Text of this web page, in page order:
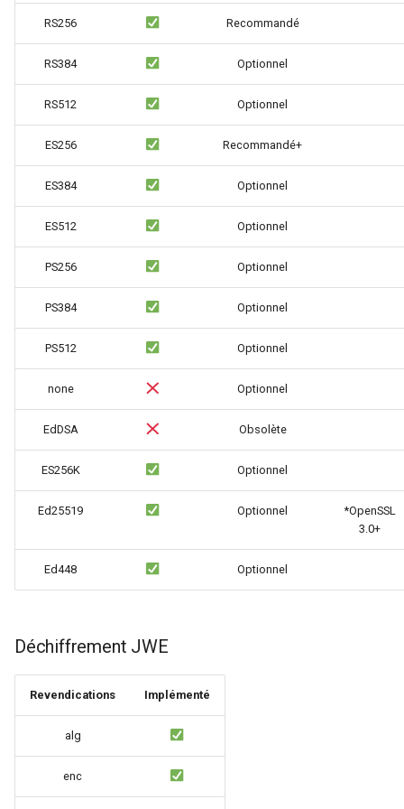
log-zmq
loop-detect
markdown
memc
naxsi
nftset-access
ntlm
perl
phantom-token
postgres
RS256 Recommandé
RS384 Optionnel
RS512 Optionnel
ES256 Recommandé+
ES384 Optionnel
ES512 Optionnel
PS256 Optionnel
PS384 Optionnel
PS512 Optionnel
none Optionnel
EdDSA Obsolète
ES256K Optionnel
Ed25519 Optionnel
*OpenSSL
3.0+
Ed448 Optionnel
Déchiffrement JWE
Revendications Implémenté
alg
enc